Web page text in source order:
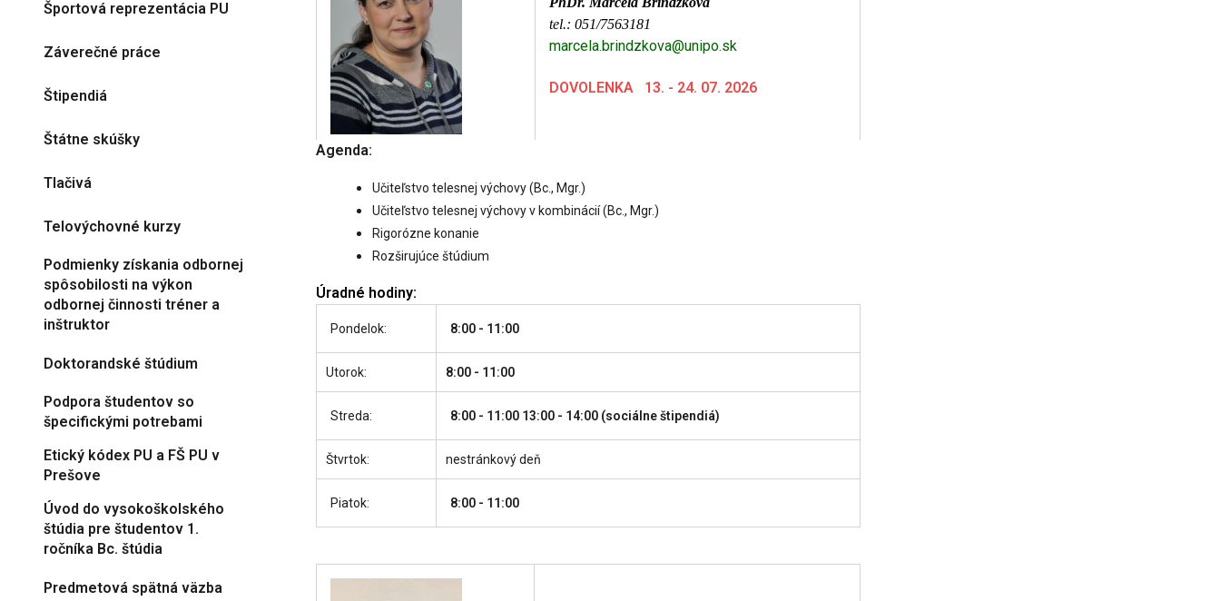
tel.: 051/7563181
marcela.brindzkova@unipo.sk
DOVOLENKA 13. - 24. 07. 2026
Agenda:
Učiteľstvo telesnej výchovy (Bc., Mgr.)
Učiteľstvo telesnej výchovy v kombinácií (Bc., Mgr.)
Rigorózne konanie
Rozširujúce štúdium
Úradné hodiny:
Pondelok: 8:00 - 11:00
Utorok: 8:00 - 11:00
Streda: 8:00 - 11:00 13:00 - 14:00 (sociálne štipendiá)
Štvrtok: nestránkový deň
Piatok: 8:00 - 11:00
Športová reprezentácia PU
Záverečné práce
Štipendiá
Štátne skúšky
Tlačivá
Telovýchovné kurzy
Podmienky získania odbornej
spôsobilosti na výkon
odbornej činnosti tréner a
inštruktor
Doktorandské štúdium
Podpora študentov so
špecifickými potrebami
Etický kódex PU a FŠ PU v
Prešove
Úvod do vysokoškolského
štúdia pre študentov 1.
ročníka Bc. štúdia
Predmetová spätná väzba